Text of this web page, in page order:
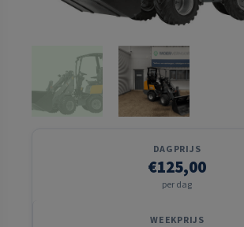
DAGPRIJS
€125,00
per dag
WEEKPRIJS